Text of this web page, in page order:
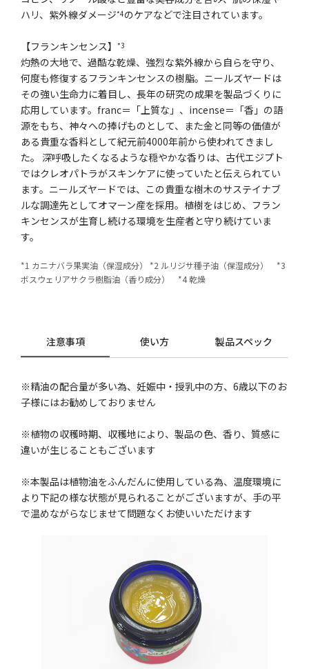
ハリ、紫外線ダメージ*4のケアなどで注目されています。
【フランキンセンス】*3
灼熱の大地で、過酷な乾燥、強烈な紫外線から自らを守り、
何度も修復するフランキンセンスの樹脂。ニールズヤードは
その強い生命力に着目し、長年の研究の成果を製品づくりに
応用しています。franc＝「上質な」、incense＝「香」の語
源をもち、神々への捧げものとして、また金と同等の価値が
ある貴重な香料として紀元前4000年前から使われてきまし
た。 深呼吸したくなるような穏やかな香りは、古代エジプト
ではクレオパトラがスキンケアに使っていたと伝えられてい
ます。ニールズヤードでは、この貴重な樹木のサステイナブ
ルな調達先としてオマーン産を採用。植樹をはじめ、フラン
キンセンスが生育し続ける環境を生産者と守り続けていま
す。
*1 カニナバラ果実油（保湿成分） *2 ルリジサ種子油（保湿成分） *3
ボスウェリアサクラ樹脂油（香り成分） *4 乾燥
注意事項 使い方 製品スペック
※精油の配合量が多い為、妊娠中・授乳中の方、6歳以下のお
子様にはお勧めしておりません
※植物の収穫時期、収穫地により、製品の色、香り、質感に
違いが生じることもございます
※本製品は植物油をふんだんに使用している為、温度環境に
より下記の様な状態が見られることがございますが、手の平
で温めながらなじませて問題なくお使いいただけます